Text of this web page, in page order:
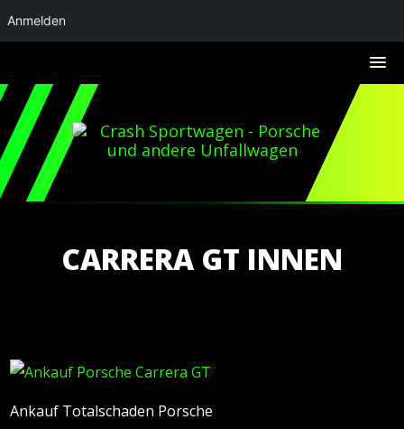
CARRERA GT INNEN
Ankauf Totalschaden Porsche
Anmelden